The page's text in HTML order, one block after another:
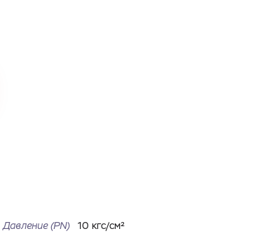
Давление (PN) 10 кгс/см²